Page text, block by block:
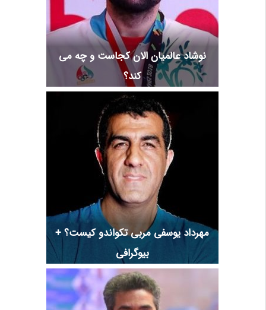
نوشاد عالمیان الان کجاست و چه می
کند؟
مهرداد یوسفی مربی تکواندو کیست؟ +
بیوگرافی